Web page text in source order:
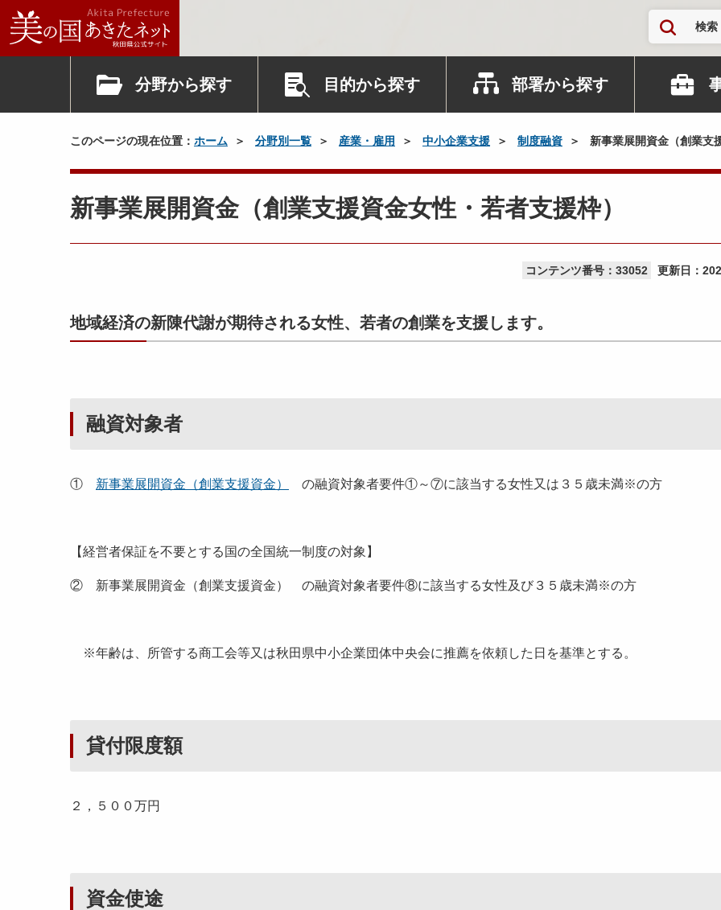
検索
分野から探す 目的から探す 部署から探す
このページの現在位置： ホーム 分野別一覧 産業・雇用 中小企業支援 制度融資 新事業展開資金（創業支
新事業展開資金（創業支援資金女性・若者支援枠）
コンテンツ番号：33052 更新日：
地域経済の新陳代謝が期待される女性、若者の創業を支援します。
融資対象者
① 新事業展開資金（創業支援資金） の融資対象者要件①～⑦に該当する女性又は３５歳未満※の方
【経営者保証を不要とする国の全国統一制度の対象】
② 新事業展開資金（創業支援資金） の融資対象者要件⑧に該当する女性及び３５歳未満※の方
※年齢は、所管する商工会等又は秋田県中小企業団体中央会に推薦を依頼した日を基準とする。
貸付限度額
２，５００万円
資金使途